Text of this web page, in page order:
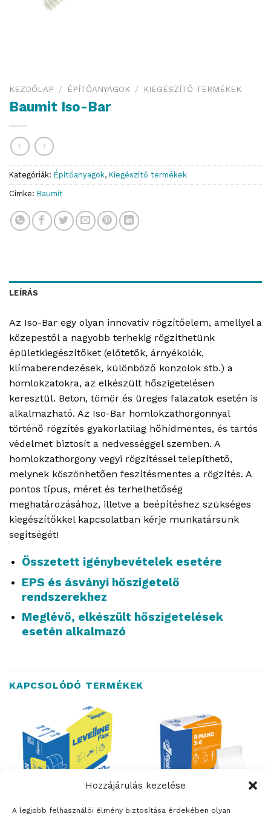
Hozzájárulás kezelése
A legjobb felhasználói élmény biztosítása érdekében olyan
KEZDŐLAP / ÉPÍTŐANYAGOK / KIEGÉSZÍTŐ TERMÉKEK
Baumit Iso-Bar
Kategóriák: Építőanyagok, Kiegészítő termékek
Címke: Baumit
LEÍRÁS
Az Iso-Bar egy olyan innovatív rögzítőelem, amellyel a
közepestől a nagyobb terhekig rögzíthetünk
épületkiegészítőket (előtetők, árnyékolók,
klímaberendezések, különböző konzolok stb.) a
homlokzatokra, az elkészült hőszigetelésen
keresztül. Beton, tömör és üreges falazatok esetén is
alkalmazható. Az Iso-Bar homlokzathorgonnyal
történő rögzítés gyakorlatilag hőhídmentes, és tartós
védelmet biztosít a nedvességgel szemben. A
homlokzathorgony vegyi rögzítéssel telepíthető,
melynek köszönhetően feszítésmentes a rögzítés. A
pontos típus, méret és terhelhetőség
meghatározásához, illetve a beépítéshez szükséges
kiegészítőkkel kapcsolatban kérje munkatársunk
segítségét!
Összetett igénybevételek esetére
EPS és ásványi hőszigetelő
rendszerekhez
Meglévő, elkészült hőszigetelések
esetén alkalmazó
KAPCSOLÓDÓ TERMÉKEK